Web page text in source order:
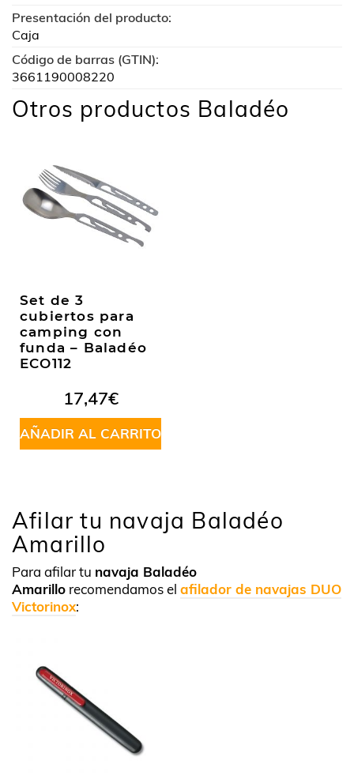
Presentación del producto:
Caja
Código de barras (GTIN):
3661190008220
Otros productos Baladéo
Set de 3
cubiertos para
camping con
funda – Baladéo
ECO112
17,47€
AÑADIR AL CARRITO
Afilar tu navaja Baladéo
Amarillo
Para afilar tu navaja Baladéo
Amarillo recomendamos el afilador de navajas DUO
Victorinox: